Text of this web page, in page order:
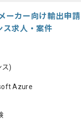
ーカー向け輸出申
ス求人・案件
ス)
Azure